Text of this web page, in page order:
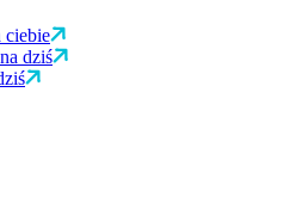
ciebie
dziś